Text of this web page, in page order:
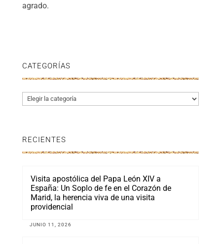
agrado.
CATEGORÍAS
Categorías
RECIENTES
Visita apostólica del Papa León XIV a
España: Un Soplo de fe en el Corazón de
Marid, la herencia viva de una visita
providencial
JUNIO 11, 2026